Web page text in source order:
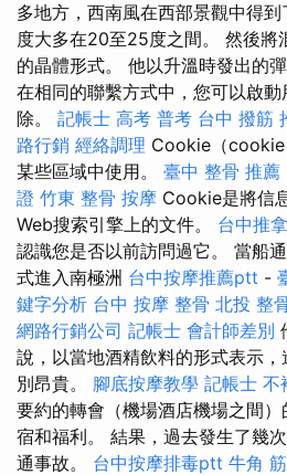
多地方，西南風在西部景觀中得
度大多在20至25度之間。 然後將
的晶體形式。 他以升溫時發出的
在相同的聯繫方式中，您可以啟
除。 記帳士 高考 普考 台中 撥筋
路行銷 經絡調理 Cookie（
某些區域中使用。 臺中 整骨 推薦
證 竹東 整骨 按摩 Cookie是將信
Web搜索引擎上的文件。 台中推
認識您是否以前訪問過它。 當船
式進入南極洲 台中按摩推薦ptt -
鍵字分析 台中 按摩 整骨 北投 整
網路行銷公司 記帳士 會計師差別
說，以當地酒精飲料的形式表示
別昂貴。 腳底按摩教學 記帳士 不
要約的轉會（機場酒店機場之間
宿和福利。 結果，過去發生了幾
通事故。 台中按摩排毒ptt 牛角